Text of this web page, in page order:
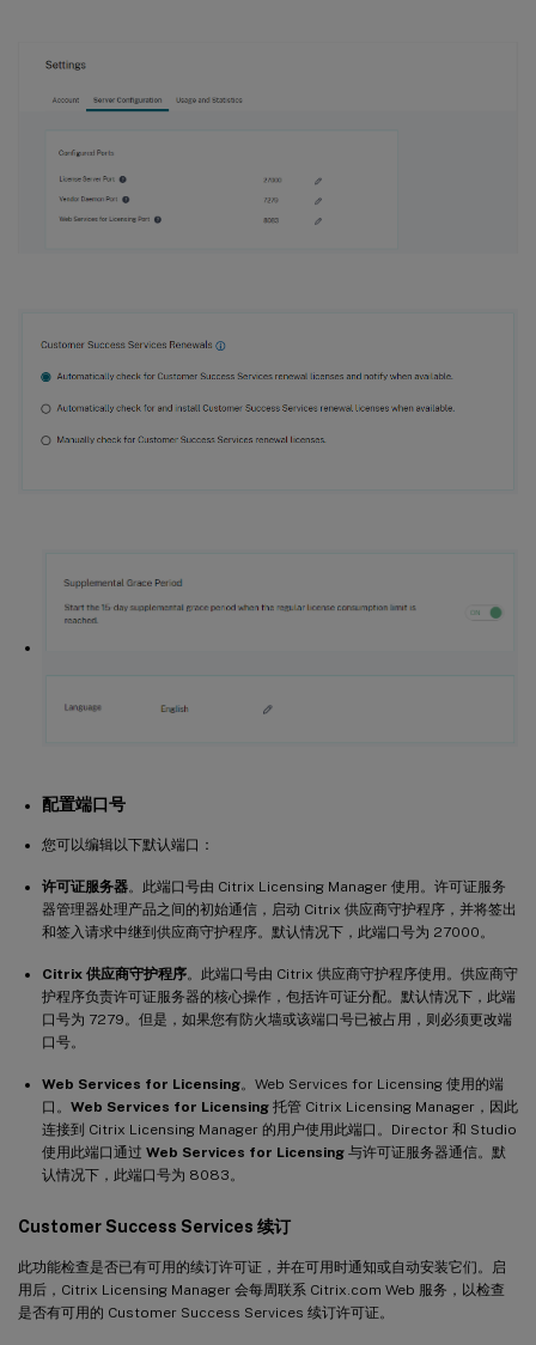
配置端口号
您可以编辑以下默认端口：
许可证服务器。此端口号由 Citrix Licensing Manager 使用。许可证服务
器管理器处理产品之间的初始通信，启动 Citrix 供应商守护程序，并将签出
和签入请求中继到供应商守护程序。默认情况下，此端口号为 27000。
Citrix 供应商守护程序。此端口号由 Citrix 供应商守护程序使用。供应商守
护程序负责许可证服务器的核心操作，包括许可证分配。默认情况下，此端
口号为 7279。但是，如果您有防火墙或该端口号已被占用，则必须更改端
口号。
Web Services for Licensing。Web Services for Licensing 使用的端
口。 Web Services for Licensing 托管 Citrix Licensing Manager，因此
连接到 Citrix Licensing Manager 的用户使用此端口。Director 和 Studio
使用此端口通过 Web Services for Licensing 与许可证服务器通信。默
认情况下，此端口号为 8083。
Customer Success Services 续订
此功能检查是否已有可用的续订许可证，并在可用时通知或自动安装它们。启
用后，Citrix Licensing Manager 会每周联系 Citrix.com Web 服务，以检查
是否有可用的 Customer Success Services 续订许可证。